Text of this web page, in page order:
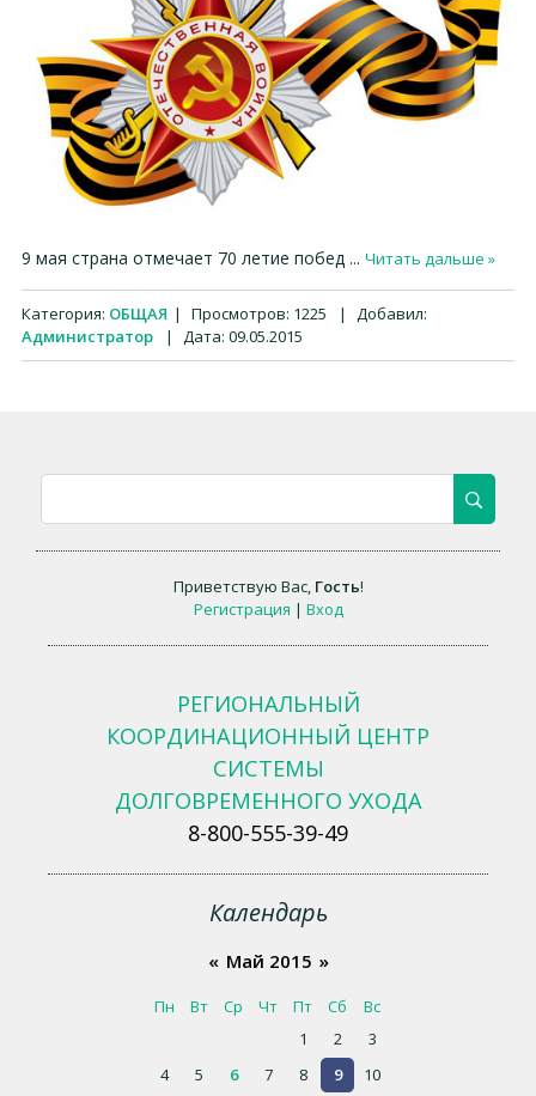
9 мая страна отмечает 70 летие побед ... Читать дальше »
Категория: ОБЩАЯ | Просмотров: 1225 |
Добавил:
Администратор
| Дата: 09.05.2015
Приветствую Вас, Гость!
Регистрация | Вход
РЕГИОНАЛЬНЫЙ
КООРДИНАЦИОННЫЙ ЦЕНТР
СИСТЕМЫ
ДОЛГОВРЕМЕННОГО УХОДА
8-800-555-39-49
Календарь
« Май 2015 »
Пн Вт Ср Чт Пт Сб
Вс
1
2
3
4
5 6 7 8 9 10